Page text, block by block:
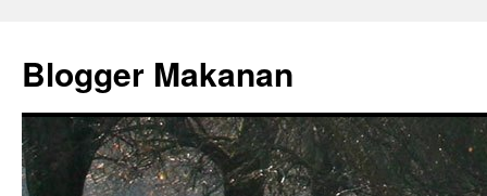
content
Blogger Makanan